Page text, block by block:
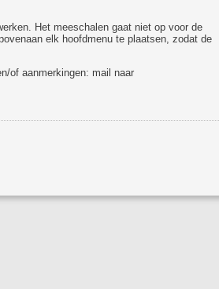
Het meeschalen gaat niet op voor de
elk hoofdmenu te plaatsen, zodat de
of aanmerkingen: mail naar